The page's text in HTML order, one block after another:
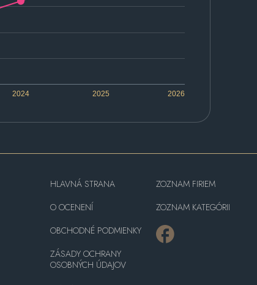
2024 2025 2026
HLAVNÁ STRANA
O OCENENÍ
OBCHODNÉ PODMIENKY
ZÁSADY OCHRANY
OSOBNÝCH ÚDAJOV
ZOZNAM FIRIEM
ZOZNAM KATEGÓRII